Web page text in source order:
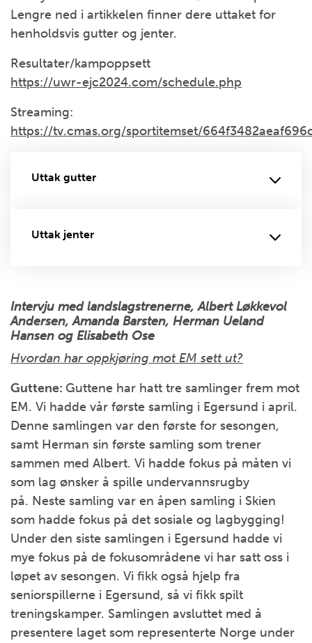
Lengre ned i artikkelen finner dere uttaket for
henholdsvis gutter og jenter.
Resultater/kampoppsett
https://uwr-ejc2024.com/schedule.php
Streaming:
https://tv.cmas.org/sportitemset/
Uttak gutter
Uttak jenter
Intervju med landslagstrenerne, Albert Løkkevol
Andersen, Amanda Barsten, Herman Ueland
Hansen og Elisabeth Ose
Hvordan har oppkjøring mot EM sett ut?
Guttene: Guttene har hatt tre samlinger frem mot
EM. Vi hadde vår første samling i Egersund i april.
Denne samlingen var den første for sesongen,
samt Herman sin første samling som trener
sammen med Albert. Vi hadde fokus på måten vi
som lag ønsker å spille undervannsrugby
på. Neste samling var en åpen samling i Skien
som hadde fokus på det sosiale og lagbygging!
Under den siste samlingen i Egersund hadde vi
mye fokus på de fokusområdene vi har satt oss i
løpet av sesongen. Vi fikk også hjelp fra
seniorspillerne i Egersund, så vi fikk spilt
treningskamper. Samlingen avsluttet med å
presentere laget som representerte Norge under